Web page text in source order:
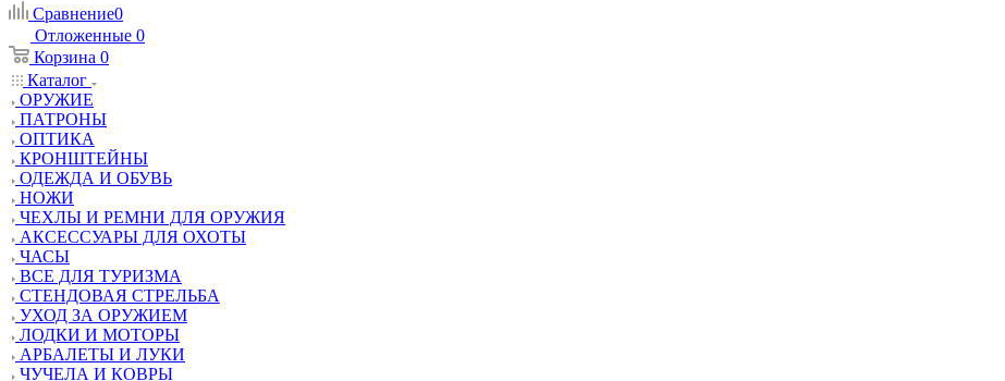
Сравнение0
Отложенные 0
Корзина 0
Каталог
ОРУЖИЕ
ПАТРОНЫ
ОПТИКА
КРОНШТЕЙНЫ
ОДЕЖДА И ОБУВЬ
НОЖИ
ЧЕХЛЫ И РЕМНИ ДЛЯ ОРУЖИЯ
АКСЕССУАРЫ ДЛЯ ОХОТЫ
ЧАСЫ
ВСЕ ДЛЯ ТУРИЗМА
СТЕНДОВАЯ СТРЕЛЬБА
УХОД ЗА ОРУЖИЕМ
ЛОДКИ И МОТОРЫ
АРБАЛЕТЫ И ЛУКИ
ЧУЧЕЛА И КОВРЫ